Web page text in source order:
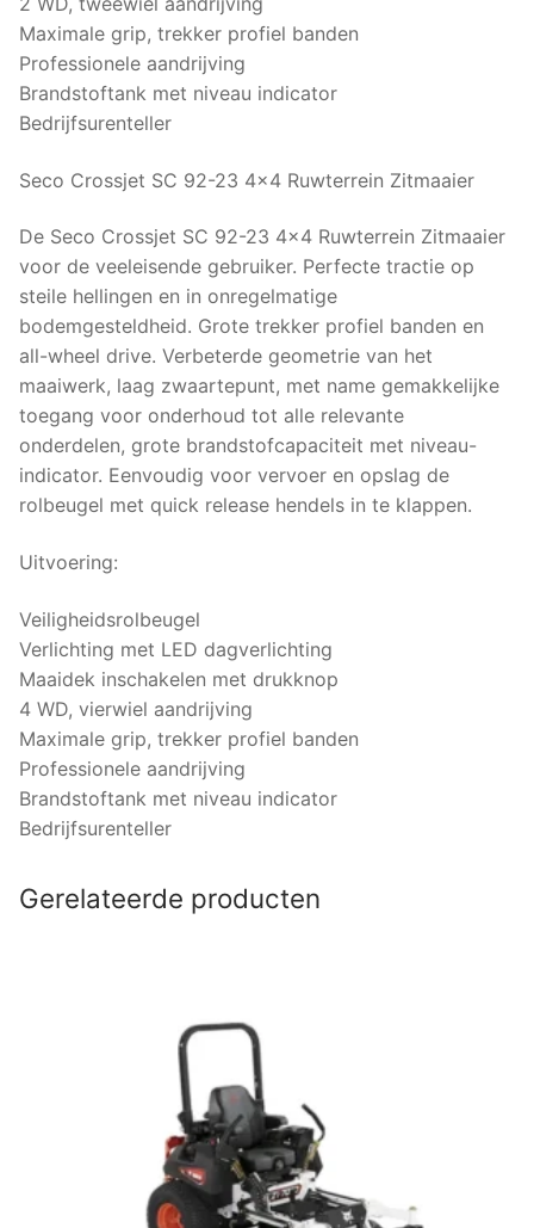
Maximale grip, trekker profiel banden
Professionele aandrijving
Brandstoftank met niveau indicator
Bedrijfsurenteller
Seco Crossjet SC 92-23 4×4 Ruwterrein Zitmaaier
De Seco Crossjet SC 92-23 4×4 Ruwterrein Zitmaaier
voor de veeleisende gebruiker. Perfecte tractie op
steile hellingen en in onregelmatige
bodemgesteldheid. Grote trekker profiel banden en
all-wheel drive. Verbeterde geometrie van het
maaiwerk, laag zwaartepunt, met name gemakkelijke
toegang voor onderhoud tot alle relevante
onderdelen, grote brandstofcapaciteit met niveau-
indicator. Eenvoudig voor vervoer en opslag de
rolbeugel met quick release hendels in te klappen.
Uitvoering:
Veiligheidsrolbeugel
Verlichting met LED dagverlichting
Maaidek inschakelen met drukknop
4 WD, vierwiel aandrijving
Maximale grip, trekker profiel banden
Professionele aandrijving
Brandstoftank met niveau indicator
Bedrijfsurenteller
Gerelateerde producten